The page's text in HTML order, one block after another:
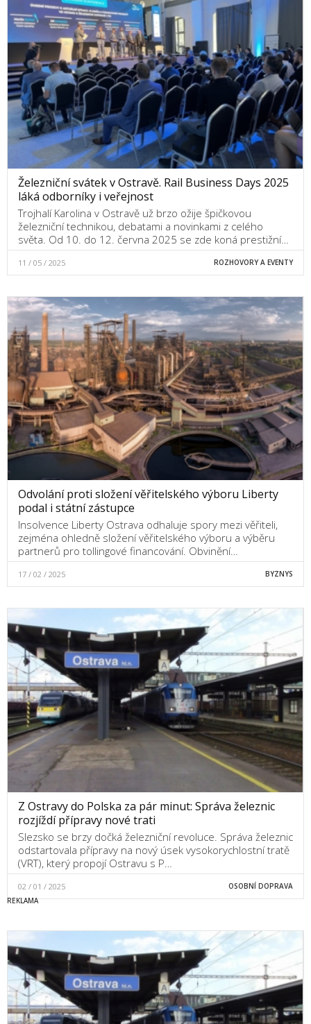
Železniční svátek v Ostravě. Rail Business Days 2025
láká odborníky i veřejnost
Trojhalí Karolina v Ostravě už brzo ožije špičkovou
železniční technikou, debatami a novinkami z celého
světa. Od 10. do 12. června 2025 se zde koná prestižní…
11 / 05 / 2025 ROZHOVORY A EVENTY
Odvolání proti složení věřitelského výboru Liberty
podal i státní zástupce
Insolvence Liberty Ostrava odhaluje spory mezi věřiteli,
zejména ohledně složení věřitelského výboru a výběru
partnerů pro tollingové financování. Obvinění…
17 / 02 / 2025 BYZNYS
Z Ostravy do Polska za pár minut: Správa železnic
rozjíždí přípravy nové trati
Slezsko se brzy dočká železniční revoluce. Správa železnic
odstartovala přípravy na nový úsek vysokorychlostní tratě
(VRT), který propojí Ostravu s P…
02 / 01 / 2025 OSOBNÍ DOPRAVA